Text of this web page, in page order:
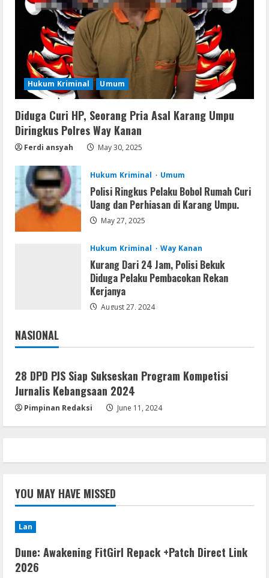
2 August 7, 2026
3
VL
Office 365 Mondo Pre-Activated
August 7, 2026
4
Umum
Kemarau Panjang Picu Kebakaran di
Sangkaran Bhakti; Rumah Ibu Yuli
Hangus Dilalap Api
August 7, 2026
Serialers
Adobe Acrobat Pro 2021 Portable only
[100% Worked] [Windows] 2025
August 7, 2026
Hukum Kriminal Umum
Diduga Curi HP, Seorang Pria Asal Karang Umpu
Diringkus Polres Way Kanan
Ferdi ansyah May 30, 2025
Hukum Kriminal Umum
Polisi Ringkus Pelaku Bobol Rumah Curi
Uang dan Perhiasan di Karang Umpu.
May 27, 2025
Hukum Kriminal Way Kanan
Kurang Dari 24 Jam, Polisi Bekuk
Diduga Pelaku Pembacokan Rekan
Kerjanya
August 27, 2024
NASIONAL
Jakarta
28 DPD PJS Siap Sukseskan Program Kompetisi
Jurnalis Kebangsaan 2024
Pimpinan Redaksi June 11, 2024
YOU MAY HAVE MISSED
Lan
Dune: Awakening FitGirl Repack +Patch Direct Link
2026